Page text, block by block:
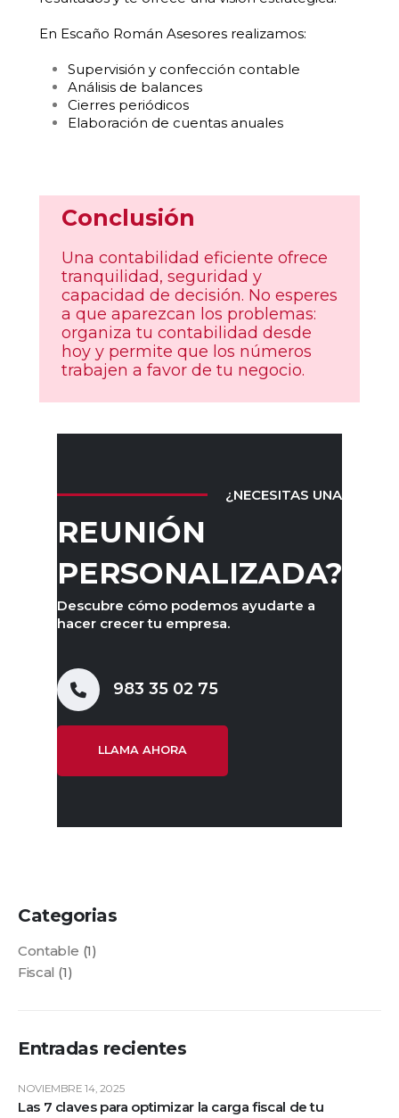
En Escaño Román Asesores realizamos:
Supervisión y confección contable
Análisis de balances
Cierres periódicos
Elaboración de cuentas anuales
Conclusión
Una contabilidad eficiente ofrece
tranquilidad, seguridad y
capacidad de decisión. No esperes
a que aparezcan los problemas:
organiza tu contabilidad desde
hoy y permite que los números
trabajen a favor de tu negocio.
¿NECESITAS UNA
REUNIÓN
PERSONALIZADA?
Descubre cómo podemos ayudarte a
hacer crecer tu empresa.
983 35 02 75
LLAMA AHORA
Categorias
Contable (1)
Fiscal (1)
Entradas recientes
Las 7 claves para optimizar la carga fiscal de tu
NOVIEMBRE 14, 2025